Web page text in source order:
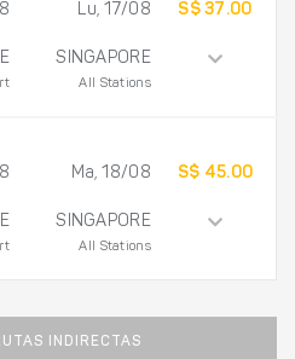
Lu, 17/08
SINGAPORE
All Stations
S$ 37.00
Ma, 18/08
SINGAPORE
All Stations
S$ 45.00
INDIRECTAS